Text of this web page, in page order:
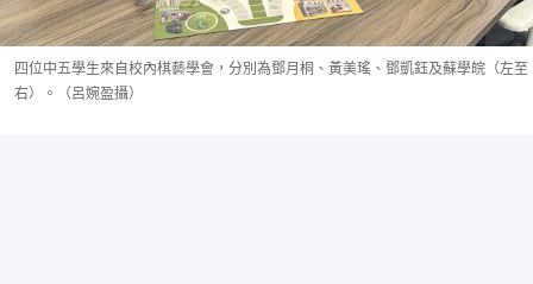
四位中五學生來自校內棋藝學會，分別為鄧月桐、黃美瑤、鄧凱鈺及蘇學皖（左至
右）。（呂婉盈攝）